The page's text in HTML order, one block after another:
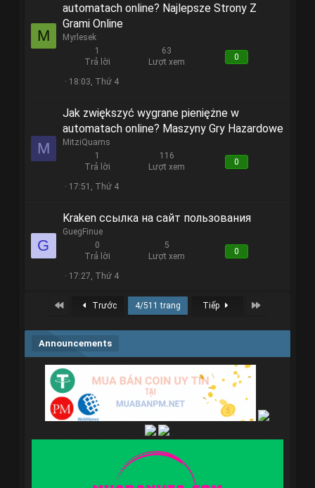
M
automatach online? Najlepsze Strony Z
Grami Online
Myrlesek
1
Trả lời
63
Lượt xem
0
18:03, Thứ 4
M
Jak zwiększyć wygrane pieniężne w
automatach online? Maszyny Gry Hazardowe
MitziQuams
1
Trả lời
116
Lượt xem
0
17:51, Thứ 4
G
Kraken ссылка на сайт пользования
GuegFinue
0
Trả lời
5
Lượt xem
0
17:27, Thứ 4
First Trước 4/511 trang Tiếp
Announcements